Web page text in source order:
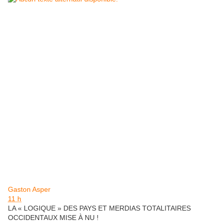
Gaston Asper
11 h
LA « LOGIQUE » DES PAYS ET MERDIAS TOTALITAIRES
OCCIDENTAUX MISE À NU !